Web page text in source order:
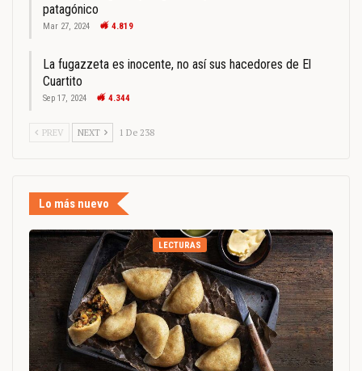
patagónico
Mar 27, 2024 4.819
La fugazzeta es inocente, no así sus hacedores de El
Cuartito
Sep 17, 2024 4.344
PREV NEXT 1 De 238
Lo más nuevo
LECTURAS